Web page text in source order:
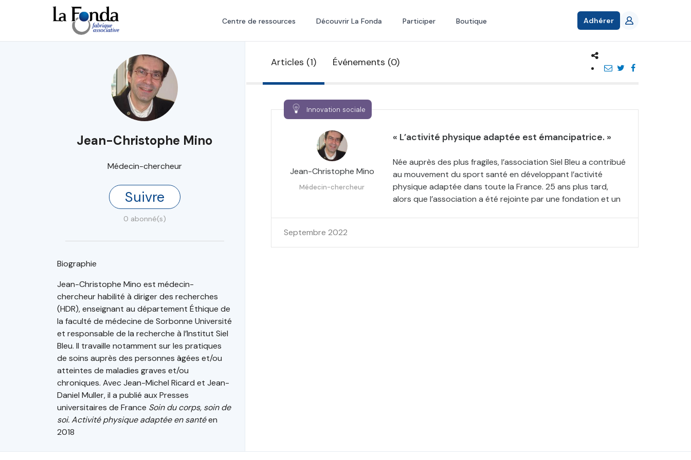
principal
Centre de ressources Découvrir La Fonda Participer Boutique Adhérer
Jean-Christophe Mino
Médecin-chercheur
Suivre
0 abonné(s)
Biographie
Jean-Christophe Mino est médecin-
chercheur habilité à diriger des recherches
(HDR), enseignant au département Éthique de
la faculté de médecine de Sorbonne Université
et responsable de la recherche à l’Institut Siel
Bleu. Il travaille notamment sur les pratiques
de soins auprès des personnes âgées et/ou
atteintes de maladies graves et/ou
chroniques. Avec Jean-Michel Ricard et Jean-
Daniel Muller, il a publié aux Presses
universitaires de France Soin du corps, soin de
soi. Activité physique adaptée en santéen
2018
Articles (1) Événements (0)
Innovation sociale
Jean-Christophe Mino
Médecin-chercheur
« L’activité physique adaptée est émancipatrice. »
Née auprès des plus fragiles, l’association Siel Bleu a contribué
au mouvement du sport santé en développant l’activité
physique adaptée dans toute la France. 25 ans plus tard,
alors que l’association a été rejointe par une fondation et un
Septembre 2022